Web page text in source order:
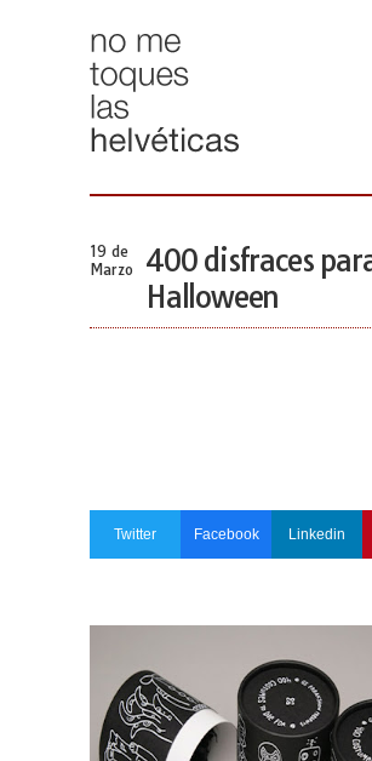
19 de
Marzo
400 disfraces
Halloween
Twitter Facebook Linkedin